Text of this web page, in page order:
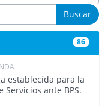
Buscar
86
establecida para la
ante BPS.